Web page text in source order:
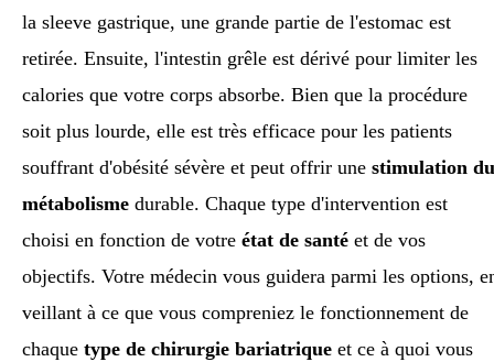
la sleeve gastrique, une grande partie de l'estomac est
retirée. Ensuite, l'intestin grêle est dérivé pour limiter les
calories que votre corps absorbe. Bien que la procédure
soit plus lourde, elle est très efficace pour les patients
souffrant d'obésité sévère et peut offrir une stimulation du
métabolisme durable. Chaque type d'intervention est
choisi en fonction de votre état de santé et de vos
objectifs. Votre médecin vous guidera parmi les options,
veillant à ce que vous compreniez le fonctionnement de
chaque type de chirurgie bariatrique et ce à quoi vous